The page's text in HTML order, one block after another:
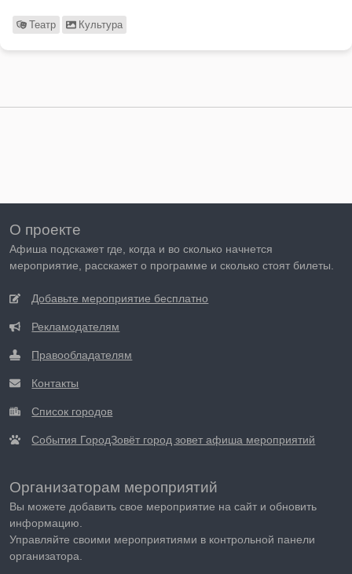
Театр Культура
О проекте
Афиша подскажет где, когда и во сколько начнется
мероприятие, расскажет о программе и сколько стоят билеты.
Добавьте мероприятие бесплатно
Рекламодателям
Правообладателям
Контакты
Список городов
События ГородЗовёт город зовет афиша мероприятий
Организаторам мероприятий
Вы можете добавить свое мероприятие на сайт и обновить
информацию.
Управляйте своими мероприятиями в контрольной панели
организатора.